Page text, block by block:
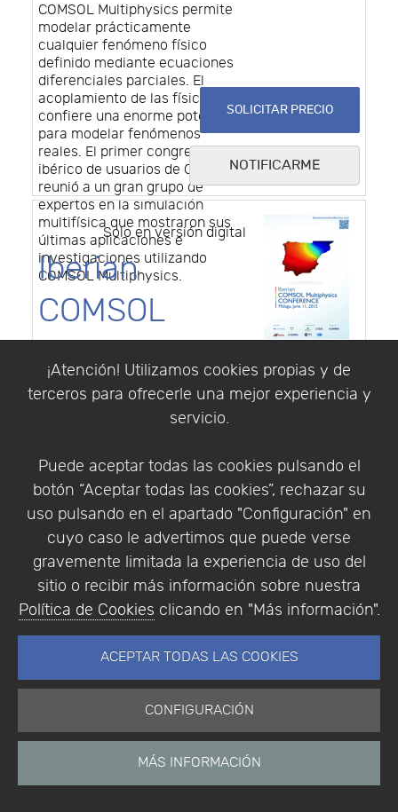
¡Atención! Utilizamos cookies propias y de
terceros para ofrecerle una mejor experiencia y
servicio.
Puede aceptar todas las cookies pulsando el
botón “Aceptar todas las cookies”, rechazar su
uso pulsando en el apartado "Configuración" en
cuyo caso le advertimos que puede verse
gravemente limitada la experiencia de uso del
sitio o recibir más información sobre nuestra
Política de Cookies clicando en "Más información".
ACEPTAR TODAS LAS COOKIES
CONFIGURACIÓN
MÁS INFORMACIÓN
COMSOL Multiphysics permite
modelar prácticamente
cualquier fenómeno físico
definido mediante ecuaciones
diferenciales parciales. El
acoplamiento de las físicas le
confiere una enorme potencia
para modelar fenómenos
reales. El primer congreso
ibérico de usuarios de COMSOL
reunió a un gran grupo de
expertos en la simulación
multifísica que mostraron sus
últimas aplicaciones e
investigaciones utilizando
COMSOL Multiphysics.
SOLICITAR PRECIO
NOTIFICARME
Solo en versión digital
Iberian
COMSOL
Multiphysics
Conference
Málaga, June
11, 2015:
Conference
book,
abstracts and
papers
COMSOL Multiphysics permite
modelar prácticamente
cualquier fenómeno físico
definido mediante ecuaciones